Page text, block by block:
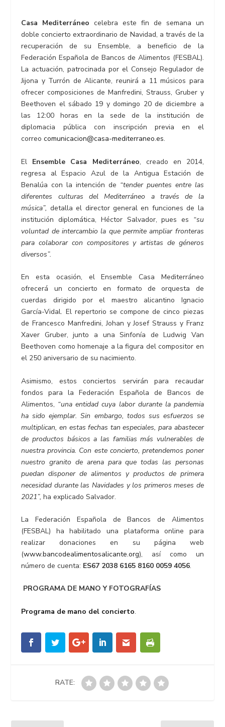
Casa Mediterráneo celebra este fin de semana un
doble concierto extraordinario de Navidad, a través de la
recuperación de su Ensemble, a beneficio de la
Federación Española de Bancos de Alimentos (FESBAL).
La actuación, patrocinada por el Consejo Regulador de
Jijona y Turrón de Alicante, reunirá a 11 músicos para
ofrecer composiciones de Manfredini, Strauss, Gruber y
Beethoven el sábado 19 y domingo 20 de diciembre a
las 12:00 horas en la sede de la institución de
diplomacia pública con inscripción previa en el
correocomunicacion@casa-mediterraneo.es.
El Ensemble Casa Mediterráneo, creado en 2014,
regresa al Espacio Azul de la Antigua Estación de
Benalúa con la intención de “tender puentes entre las
diferentes culturas del Mediterráneo a través de la
música”, detalla el director general en funciones de la
institución diplomática, Héctor Salvador, pues es “su
voluntad de intercambio la que permite ampliar fronteras
para colaborar con compositores y artistas de géneros
diversos”.
En esta ocasión, el Ensemble Casa Mediterráneo
ofrecerá un concierto en formato de orquesta de
cuerdas dirigido por el maestro alicantino Ignacio
García-Vidal. El repertorio se compone de cinco piezas
de Francesco Manfredini, Johan y Josef Strauss y Franz
Xaver Gruber, junto a una Sinfonía de Ludwig Van
Beethoven como homenaje a la figura del compositor en
el 250 aniversario de su nacimiento.
Asimismo, estos conciertos servirán para recaudar
fondos para la Federación Española de Bancos de
Alimentos, “una entidad cuya labor durante la pandemia
ha sido ejemplar. Sin embargo, todos sus esfuerzos se
multiplican, en estas fechas tan especiales, para abastecer
de productos básicos a las familias más vulnerables de
nuestra provincia. Con este concierto, pretendemos poner
nuestro granito de arena para que todas las personas
puedan disponer de alimentos y productos de primera
necesidad durante las Navidades y los primeros meses de
2021”, ha explicado Salvador.
La Federación Española de Bancos de Alimentos
(FESBAL) ha habilitado una plataforma online para
realizar donaciones en su página web
(www.bancodealimentosalicante.org), así como un
número de cuenta: ES67 2038 6165 8160 0059 4056.
PROGRAMA DE MANO Y FOTOGRAFÍAS
Programa de mano del concierto.
RATE: